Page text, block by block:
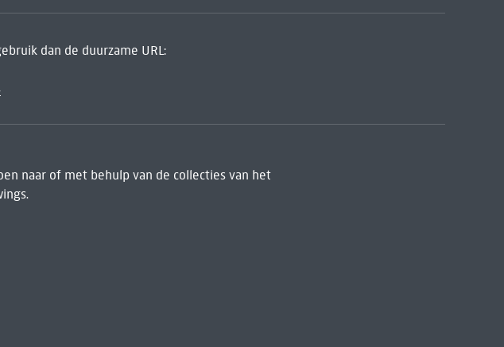
dan de duurzame URL:
naar of met behulp van de collecties van het